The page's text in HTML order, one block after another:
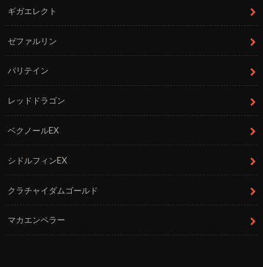
ギガエレクト
ゼファルリン
バリテイン
レッドドラゴン
ベクノールEX
シドルフィンEX
クラチャイダムゴールド
マカエンペラー